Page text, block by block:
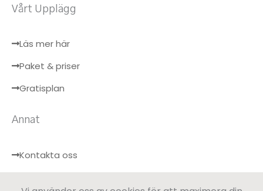
Vårt Upplägg
Läs mer här
Paket & priser
Gratisplan
Annat
Kontakta oss